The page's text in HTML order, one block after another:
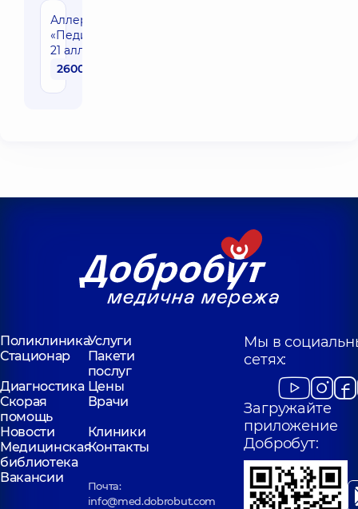
Аллергопанель
«Педиатрическая»
21 аллерген
2600 грн
ПоликлиникаУслуги
Стационар
Пакети
послуг
Диагностика Цены
Скорая
помощь
Врачи
Новости
Клиники
Медицинская
библиотека
Контакты
Вакансии
Почта:
info@med.dobrobut.com
Мы в
сетях:
Загружайте
приложение
Добробут: